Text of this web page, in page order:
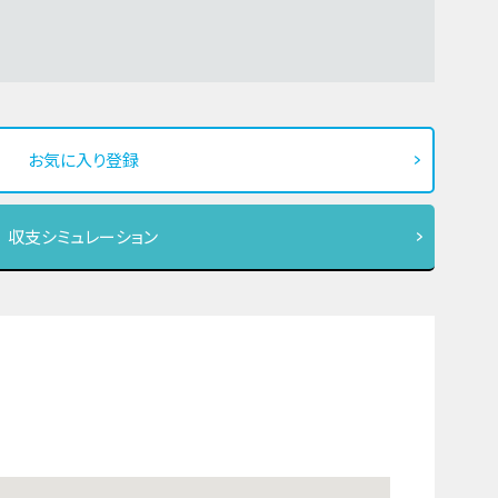
お気に入り登録
収支シミュレーション